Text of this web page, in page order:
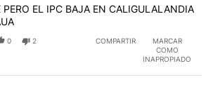
PERO EL IPC BAJA EN CALIGULALANDIA
0 2 COMPARTIR
MARCAR
COMO
INAPROPIADO